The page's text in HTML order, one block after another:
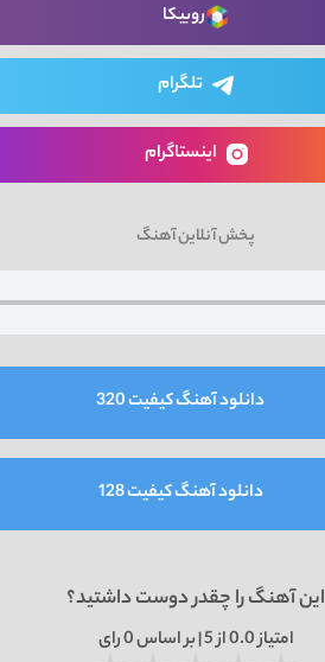
روبیکا
تلگرام
اینستاگرام
پخش آنلاین آهنگ
دانلود آهنگ کیفیت 320
دانلود آهنگ کیفیت 128
این آهنگ را چقدر دوست داشتید؟
امتیاز0.0از 5 | بر اساس 0رای